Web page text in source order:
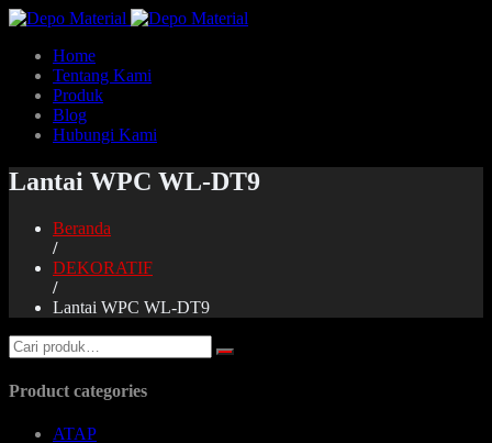
Home
Tentang Kami
Produk
Blog
Hubungi Kami
Lantai WPC WL-DT9
Beranda
/
DEKORATIF
/
Lantai WPC WL-DT9
Product categories
ATAP